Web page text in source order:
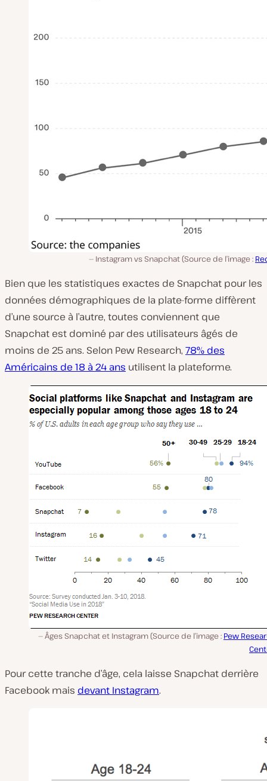
Instagram vs Snapchat (Source de l’image :
Bien que les statistiques exactes de Snapchat pour les
données démographiques de la plate-forme diffèrent
d’une source à l’autre, toutes conviennent que
Snapchat est dominé par des utilisateurs âgés de
moins de 25 ans. Selon Pew Research, 78% des
Américains de 18 à 24 ans utilisent la plateforme.
Âges Snapchat et Instagram (Source de l’image : Pew
Pour cette tranche d’âge, cela laisse Snapchat derrière
Facebook mais devant Instagram.